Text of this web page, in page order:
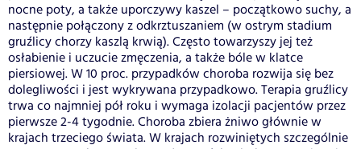
nocne poty, a także uporczywy kaszel – początkowo suchy, a
następnie połączony z odkrztuszaniem (w ostrym stadium
gruźlicy chorzy kaszlą krwią). Często towarzyszy jej też
osłabienie i uczucie zmęczenia, a także bóle w klatce
piersiowej. W 10 proc. przypadków choroba rozwija się bez
dolegliwości i jest wykrywana przypadkowo. Terapia gruźlicy
trwa co najmniej pół roku i wymaga izolacji pacjentów przez
pierwsze 2-4 tygodnie. Choroba zbiera żniwo głównie w
krajach trzeciego świata. W krajach rozwiniętych szczególnie